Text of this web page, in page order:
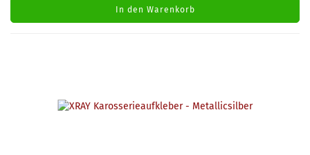
In den Warenkorb